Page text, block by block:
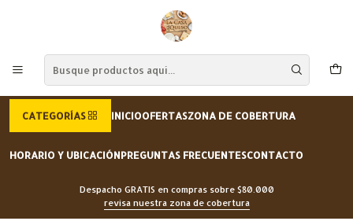
CATEGORÍAS INICIOOFERTASZONA DE COBERTURA
HORARIO Y UBICACIÓNPREGUNTAS FRECUENTESCONTACTO
Despacho GRATIS en compras sobre $80.000
revisa nuestra zona de cobertura